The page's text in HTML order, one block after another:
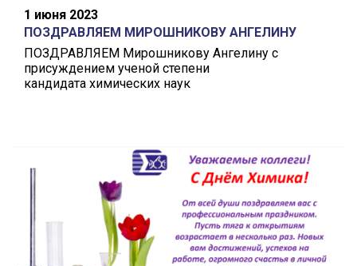
1 июня 2023
ПОЗДРАВЛЯЕМ МИРОШНИКОВУ АНГЕЛИНУ
ПОЗДРАВЛЯЕМ Мирошникову Ангелину с
присуждением ученой степени
кандидата химических наук